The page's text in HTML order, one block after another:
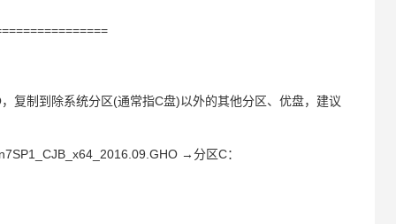
复制到除系统分区(通常指C盘)以外的其他分区、优盘，建议
→分区C：